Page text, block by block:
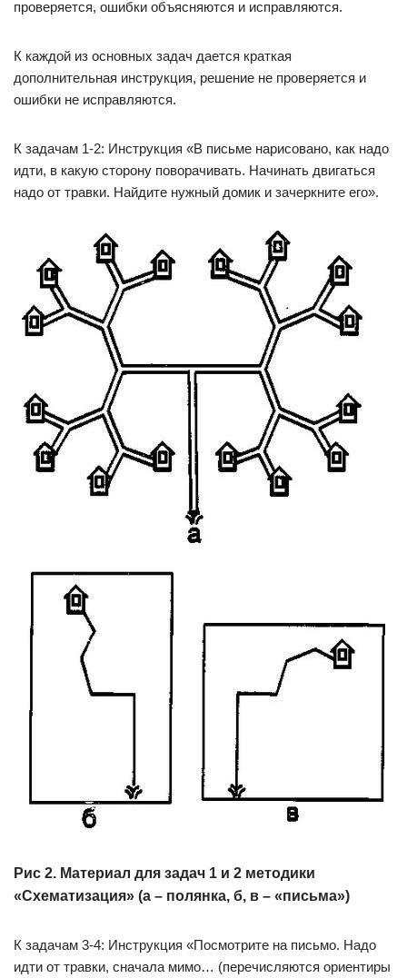
проверяется, ошибки объясняются и исправляются.
К каждой из основных задач дается краткая
дополнительная инструкция, решение не проверяется и
ошибки не исправляются.
К задачам 1-2: Инструкция «В письме нарисовано, как надо
идти, в какую сторону поворачивать. Начинать двигаться
надо от травки. Найдите нужный домик и зачеркните его».
Рис 2. Материал для задач 1 и 2 методики
«Схематизация» (а – полянка, б, в – «письма»)
К задачам 3-4: Инструкция «Посмотрите на письмо. Надо
идти от травки, сначала мимо… (перечисляются ориентиры